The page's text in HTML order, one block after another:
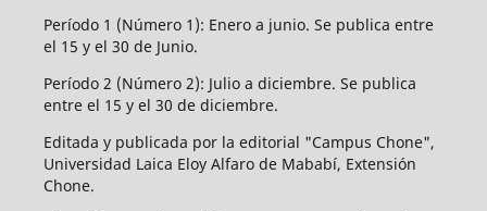
Período 1 (Número 1): Enero a junio. Se publica entre
el 15 y el 30 de Junio.
Período 2 (Número 2): Julio a diciembre. Se publica
entre el 15 y el 30 de diciembre.
Editada y publicada por la editorial "Campus Chone",
Universidad Laica Eloy Alfaro de Mababí, Extensión
Chone.